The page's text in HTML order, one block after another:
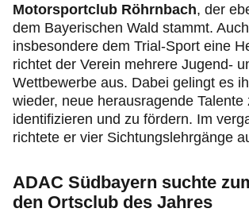
Motorsportclub Röhrnbach, der
dem Bayerischen Wald stammt.
insbesondere dem Trial-Sport eine
richtet der Verein mehrere Jugend-
Wettbewerbe aus. Dabei gelingt es
wieder, neue herausragende Talente
identifizieren und zu fördern. Im
richtete er vier Sichtungslehrgänge
ADAC Südbayern suchte
den Ortsclub des Jahres